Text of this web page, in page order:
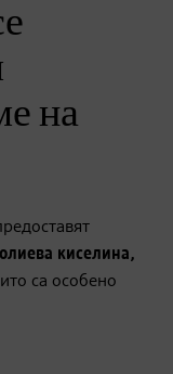
на
киселина,
са особено